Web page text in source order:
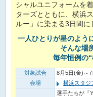
シャルユニフォームを
ターズとともに、横浜
ルー」に染まる3日間に
一人ひとりが星のよう
そんな場
毎年恒例の
対象試合
8月5日(金)～
会場
横浜スタジ
選手たちが『